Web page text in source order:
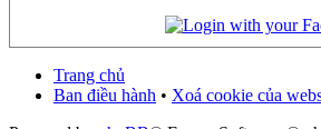
Trang chủ
Ban điều hành • Xoá cookie của